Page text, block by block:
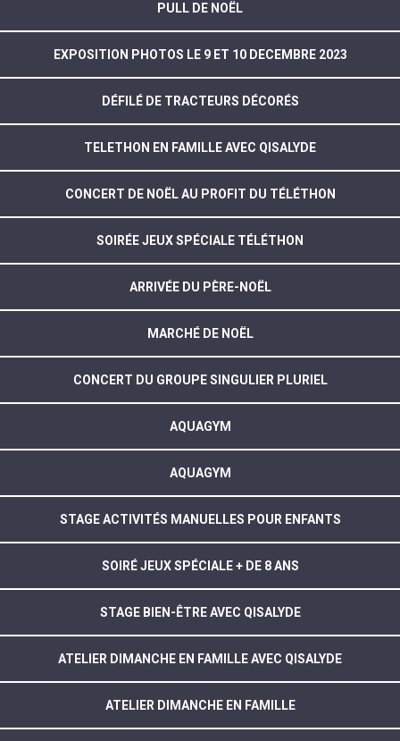
PULL DE NOËL
EXPOSITION PHOTOS LE 9 ET 10 DECEMBRE 2023
DÉFILÉ DE TRACTEURS DÉCORÉS
TELETHON EN FAMILLE AVEC QISALYDE
CONCERT DE NOËL AU PROFIT DU TÉLÉTHON
SOIRÉE JEUX SPÉCIALE TÉLÉTHON
ARRIVÉE DU PÈRE-NOËL
MARCHÉ DE NOËL
CONCERT DU GROUPE SINGULIER PLURIEL
AQUAGYM
AQUAGYM
STAGE ACTIVITÉS MANUELLES POUR ENFANTS
SOIRÉ JEUX SPÉCIALE + DE 8 ANS
STAGE BIEN-ÊTRE AVEC QISALYDE
ATELIER DIMANCHE EN FAMILLE AVEC QISALYDE
ATELIER DIMANCHE EN FAMILLE